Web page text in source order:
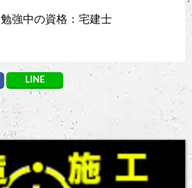
勉強中の資格：宅建士
LINE